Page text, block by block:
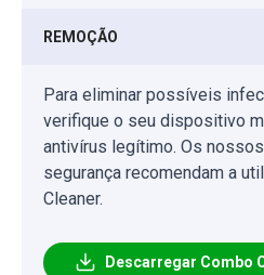
REMOÇÃO
Para eliminar possíveis
verifique o seu dispositivo
antivírus legítimo. Os
segurança recomendam a
Cleaner.
Descarregar Combo